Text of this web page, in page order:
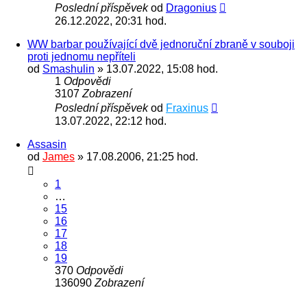
Poslední příspěvekod Dragonius
26.12.2022, 20:31 hod.
WW barbar používající dvě jednoruční zbraně v souboji
proti jednomu nepříteli
od Smashulin » 13.07.2022, 15:08 hod.
1 Odpovědi
3107 Zobrazení
Poslední příspěvekod Fraxinus
13.07.2022, 22:12 hod.
Assasin
od James » 17.08.2006, 21:25 hod.
1
…
15
16
17
18
19
370 Odpovědi
136090 Zobrazení